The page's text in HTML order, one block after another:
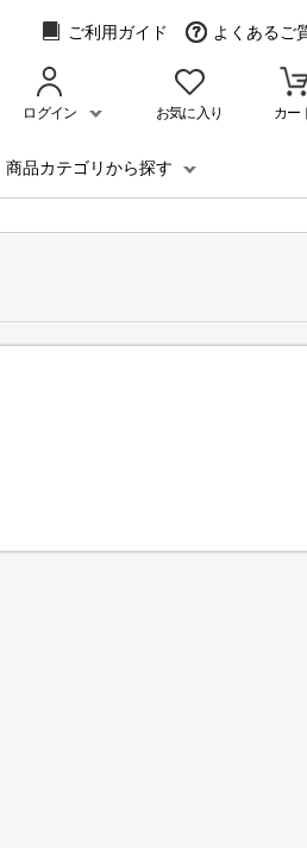
ご利用ガイド よくあるご
ログイン お気に入り カー
商品カテゴリから探す